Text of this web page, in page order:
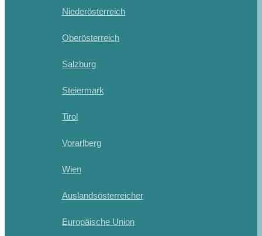
Niederösterreich
Oberösterreich
Salzburg
Steiermark
Tirol
Vorarlberg
Wien
Auslandsösterreicher
Europäische Union